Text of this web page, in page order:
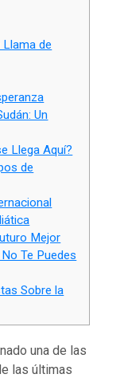
Llama de
Un
Llega Aquí?
de
Mejor
Te Puedes
Sobre la
una de las
las últimas